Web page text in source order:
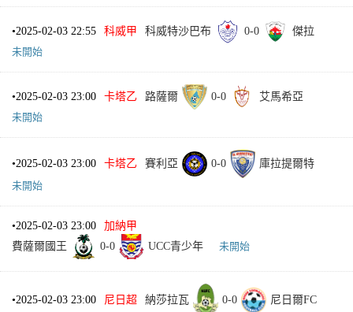
•2025-02-03 22:55 科威甲 科威特沙巴布 0-0
傑拉
未開始
•2025-02-03 23:00 卡塔乙 路薩爾 0-0
艾馬希亞
未開始
•2025-02-03 23:00 卡塔乙 賽利亞 0-0
庫拉提爾特
未開始
•2025-02-03 23:00
加納甲
費薩爾國王
0-0 UCC青少年 未開始
•2025-02-03 23:00 尼日超 納莎拉瓦 0-0 尼日爾FC